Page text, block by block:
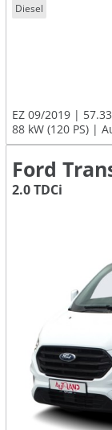
Diesel
EZ 09/2019
88 kW (120 PS)
Ford
2.0 TDCi